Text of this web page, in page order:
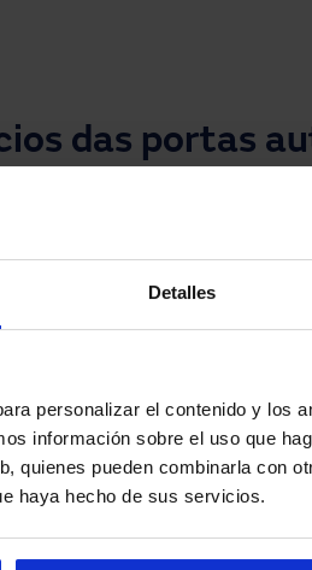
Detalles
personalizar el contenido y los
información sobre el uso que
quienes pueden combinarla con
haya hecho de sus servicios.
das portas
energética.
nossas portas automatizadas
contam com